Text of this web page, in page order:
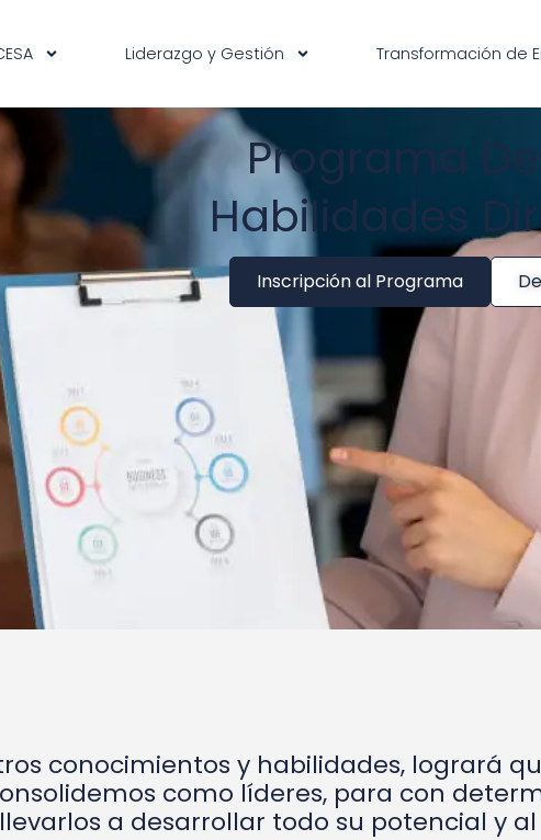
Liderazgo y Gestión Transformación de
Programa
Habilidades
Inscripción al Programa
conocimientos y habilidades, logrará
como líderes, para con
a desarrollar todo su potencial y